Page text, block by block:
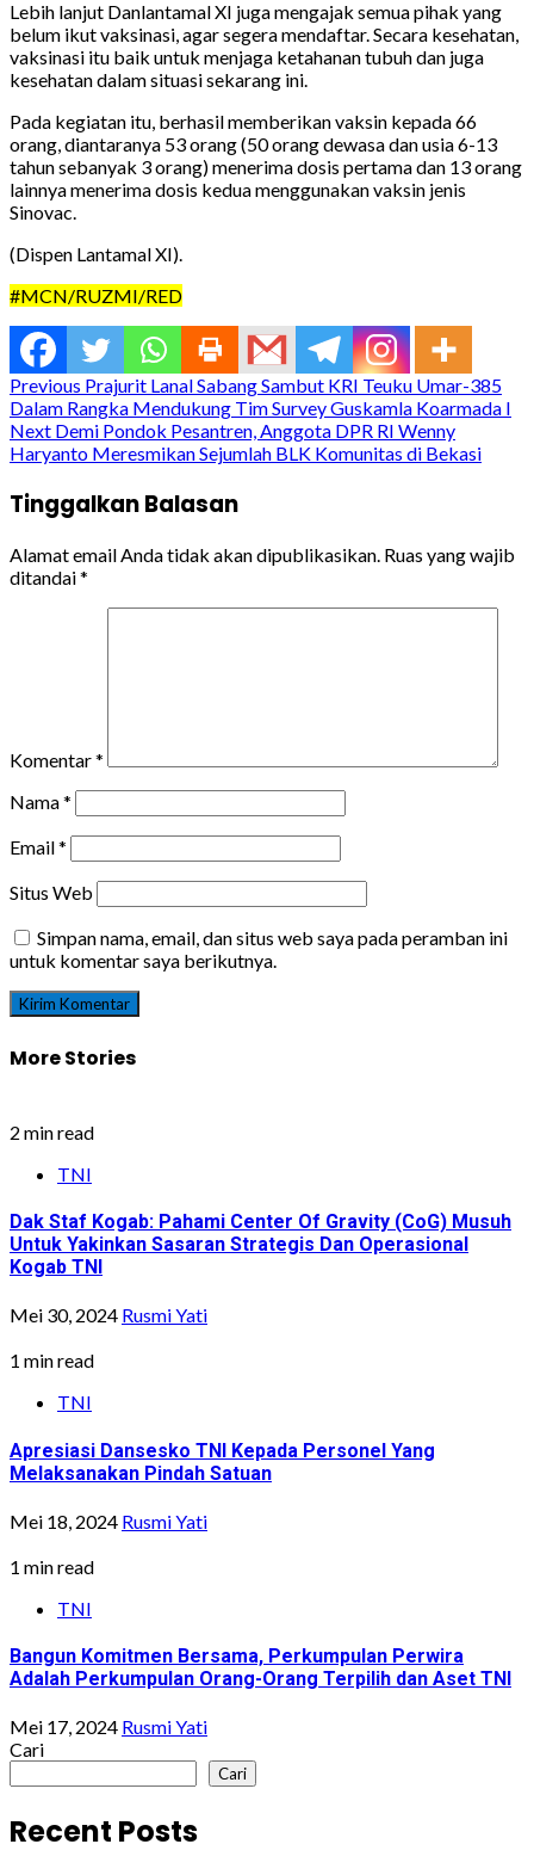
Lebih lanjut Danlantamal XI juga mengajak semua pihak yang
belum ikut vaksinasi, agar segera mendaftar. Secara kesehatan,
vaksinasi itu baik untuk menjaga ketahanan tubuh dan juga
kesehatan dalam situasi sekarang ini.
Pada kegiatan itu, berhasil memberikan vaksin kepada 66
orang, diantaranya 53 orang (50 orang dewasa dan usia 6-13
tahun sebanyak 3 orang) menerima dosis pertama dan 13 orang
lainnya menerima dosis kedua menggunakan vaksin jenis
Sinovac.
(Dispen Lantamal XI).
#MCN/RUZMI/RED
Continue
Reading
Previous Prajurit Lanal Sabang Sambut KRI Teuku Umar-385
Dalam Rangka Mendukung Tim Survey Guskamla Koarmada I
Next Demi Pondok Pesantren, Anggota DPR RI Wenny
Haryanto Meresmikan Sejumlah BLK Komunitas di Bekasi
Tinggalkan Balasan
Alamat email Anda tidak akan dipublikasikan. Ruas yang wajib
ditandai*
Komentar*
Nama*
Email*
Situs Web
Simpan nama, email, dan situs web saya pada peramban ini
untuk komentar saya berikutnya.
More Stories
2 min read
TNI
Dak Staf Kogab: Pahami Center Of Gravity (CoG) Musuh
Untuk Yakinkan Sasaran Strategis Dan Operasional
Kogab TNI
Mei 30, 2024 Rusmi Yati
1 min read
TNI
Apresiasi Dansesko TNI Kepada Personel Yang
Melaksanakan Pindah Satuan
Mei 18, 2024 Rusmi Yati
1 min read
TNI
Bangun Komitmen Bersama, Perkumpulan Perwira
Adalah Perkumpulan Orang-Orang Terpilih dan Aset TNI
Mei 17, 2024 Rusmi Yati
Cari
Cari
Recent Posts